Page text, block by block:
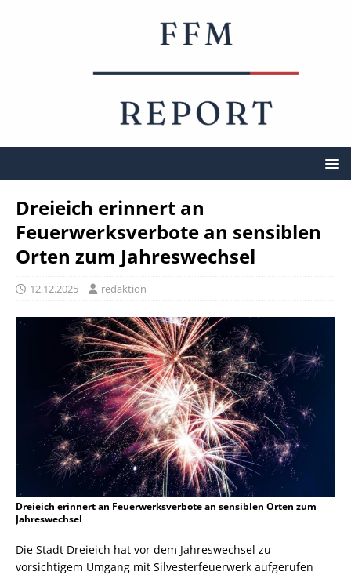
Dreieich erinnert an
Feuerwerksverbote an sensiblen
Orten zum Jahreswechsel
12.12.2025 redaktion
Dreieich erinnert an Feuerwerksverbote an sensiblen Orten zum
Jahreswechsel
Die Stadt Dreieich hat vor dem Jahreswechsel zu
vorsichtigem Umgang mit Silvesterfeuerwerk aufgerufen